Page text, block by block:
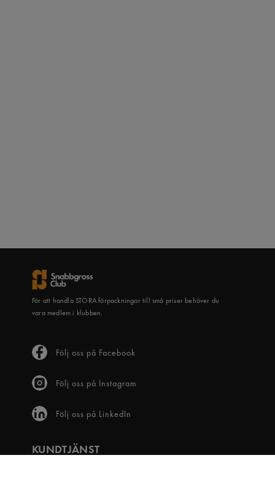
För att handla STORA förpackningar till små priser behöver du
vara medlem i klubben.
Följ oss på Facebook
Följ oss på Instagram
Följ oss på LinkedIn
KUNDTJÄNST